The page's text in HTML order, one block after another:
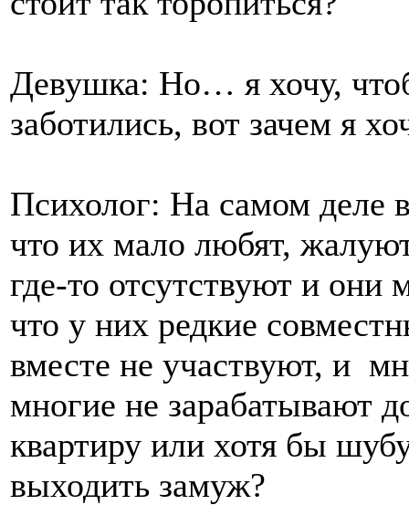
Девушка: Но… я хочу,
заботились, вот зачем я
Психолог: На самом деле
что их мало любят,
где-то отсутствуют и они
что у них редкие
вместе не участвуют, и
многие не зарабатывают
квартиру или хотя бы
выходить замуж?